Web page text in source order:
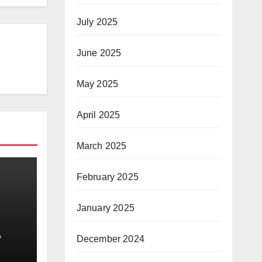
July 2025
June 2025
May 2025
April 2025
March 2025
February 2025
January 2025
December 2024